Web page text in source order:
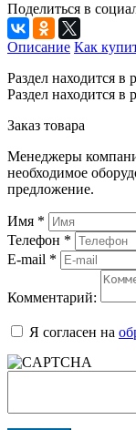
Поделиться в
Описание Как
Раздел находится в
Раздел находится в
Заказ товара
Менеджеры
необходимое
предложение.
Имя *
Телефон *
E-mail *
Комментарий:
Я согласен на